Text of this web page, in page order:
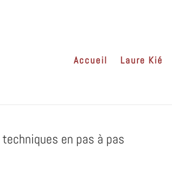
Accueil Laure Kié
en pas à pas